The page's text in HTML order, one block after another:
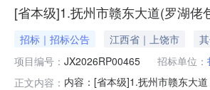
[省本级]1.抚州市赣东大道(罗湖佬
招标｜招标公告 江西省｜上饶市
项目编号： JX2026RP00465 招标单位：
正文内容： 内容：[省本级]1.抚州市赣东大